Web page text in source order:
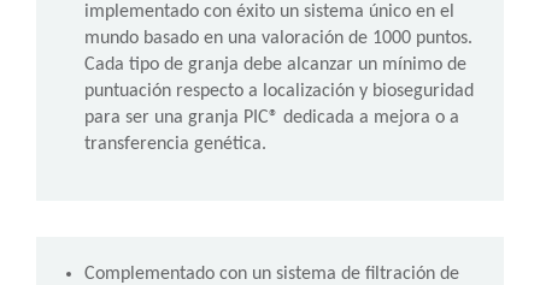
implementado con éxito un sistema único en el
mundo basado en una valoración de 1000 puntos.
Cada tipo de granja debe alcanzar un mínimo de
puntuación respecto a localización y bioseguridad
para ser una granja PIC® dedicada a mejora o a
transferencia genética.
Complementado con un sistema de filtración de